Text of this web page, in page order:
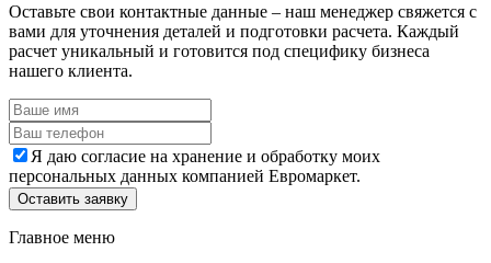
Оставьте свои контактные данные – наш менеджер свяжется с
вами для уточнения деталей и подготовки расчета. Каждый
расчет уникальный и готовится под специфику бизнеса
нашего клиента.
Я даю согласие на хранение и обработку моих
персональных данных компанией Евромаркет.
Оставить заявку
Главное меню